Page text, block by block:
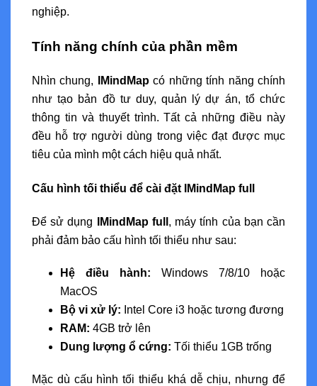
nghiệp.
Tính năng chính của phần mềm
Nhìn chung, IMindMapcó những tính năng chính
như tạo bản đồ tư duy, quản lý dự án, tổ chức
thông tin và thuyết trình. Tất cả những điều này
đều hỗ trợ người dùng trong việc đạt được mục
tiêu của mình một cách hiệu quả nhất.
Cấu hình tối thiểu để cài đặt IMindMap full
Để sử dụng IMindMap full , máy tính của bạn cần
phải đảm bảo cấu hình tối thiểu như sau:
Hệ điều hành: Windows 7/8/10 hoặc
MacOS
Bộ vi xử lý: Intel Core i3 hoặc tương đương
RAM: 4GB trở lên
Dung lượng ổ cứng: Tối thiểu 1GB trống
Mặc dù cấu hình tối thiểu khá dễ chịu, nhưng để